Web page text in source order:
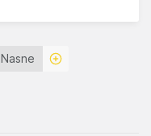
Nasne